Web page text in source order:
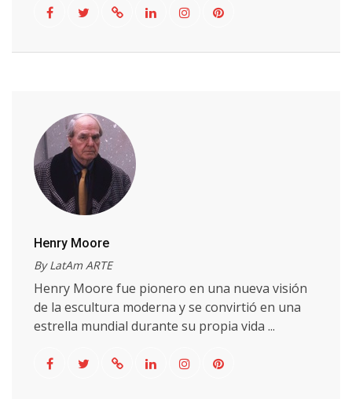
Henry Moore
By LatAm ARTE
Henry Moore fue pionero en una nueva visión
de la escultura moderna y se convirtió en una
estrella mundial durante su propia vida ...